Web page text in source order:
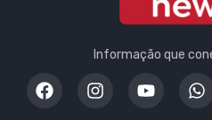
Informação que